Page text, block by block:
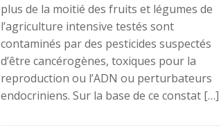
plus de la moitié des fruits et légumes de
l’agriculture intensive testés sont
contaminés par des pesticides suspectés
d’être cancérogènes, toxiques pour la
reproduction ou l’ADN ou perturbateurs
endocriniens. Sur la base de ce constat […]